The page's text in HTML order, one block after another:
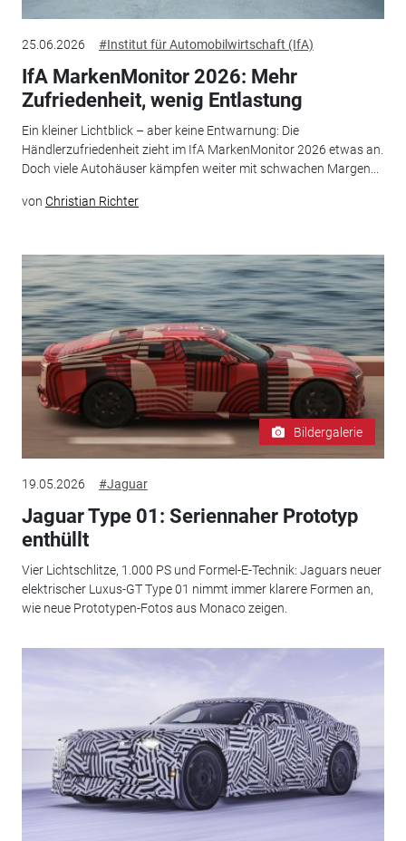
25.06.2026 #Institut für Automobilwirtschaft (IfA)
IfA MarkenMonitor 2026: Mehr
Zufriedenheit, wenig Entlastung
Ein kleiner Lichtblick – aber keine Entwarnung: Die
Händlerzufriedenheit zieht im IfA MarkenMonitor 2026 etwas an.
Doch viele Autohäuser kämpfen weiter mit schwachen Margen...
von Christian Richter
Bildergalerie
19.05.2026 #Jaguar
Jaguar Type 01: Seriennaher Prototyp
enthüllt
Vier Lichtschlitze, 1.000 PS und Formel-E-Technik: Jaguars neuer
elektrischer Luxus-GT Type 01 nimmt immer klarere Formen an,
wie neue Prototypen-Fotos aus Monaco zeigen.